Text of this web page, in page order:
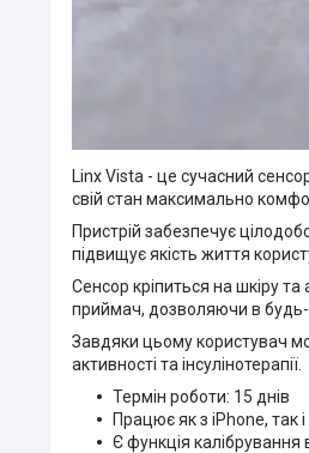
Linx Vista - це сучасний
свій стан максимально
Пристрій забезпечує
підвищує якість життя
Сенсор кріпиться на шкіру
приймач, дозволяючи в будь-
Завдяки цьому користувач
активності та інсулінотерапії.
Термін роботи: 15 днів
Працює як з iPhone, так
Є функція калібрування